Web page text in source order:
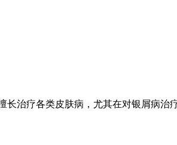
长治疗各类皮肤病，尤其在对银屑病治